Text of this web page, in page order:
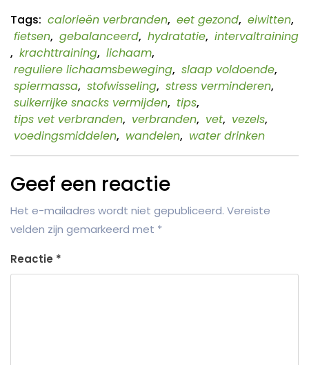
Tags: calorieën verbranden, eet gezond, eiwitten,
fietsen, gebalanceerd, hydratatie, intervaltraining
, krachttraining, lichaam,
reguliere lichaamsbeweging, slaap voldoende,
spiermassa, stofwisseling, stress verminderen,
suikerrijke snacks vermijden, tips,
tips vet verbranden, verbranden, vet, vezels,
voedingsmiddelen, wandelen, water drinken
Geef een reactie
Het e-mailadres wordt niet gepubliceerd. Vereiste
velden zijn gemarkeerd met *
Reactie *